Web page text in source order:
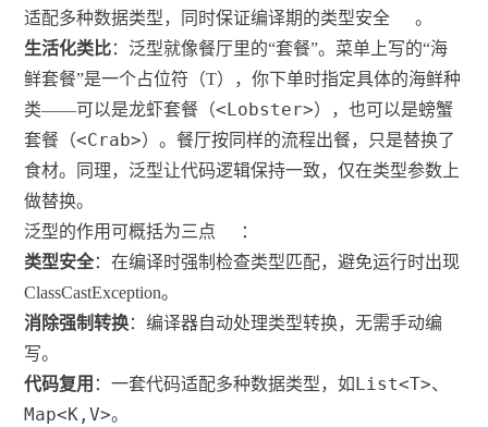
适配多种数据类型，同时保证编译期的类型安全
。
生活化类比：泛型就像餐厅里的“套餐”。菜单上写的“海
鲜套餐”是一个占位符（T），你下单时指定具体的海鲜种
类——可以是龙虾套餐（<Lobster>），也可以是螃蟹
套餐（<Crab>）。餐厅按同样的流程出餐，只是替换了
食材。同理，泛型让代码逻辑保持一致，仅在类型参数上
做替换。
泛型的作用可概括为三点
：
类型安全：在编译时强制检查类型匹配，避免运行时出现
ClassCastException。
消除强制转换：编译器自动处理类型转换，无需手动编
写。
代码复用 ：一套代码适配多种数据类型，如List<T>、
Map<K,V>。